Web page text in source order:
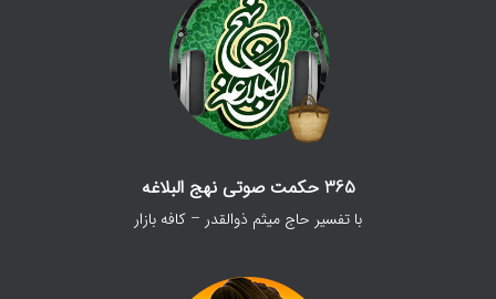
365 حکمت صوتی نهج البلاغه
با تفسیر حاج میثم ذوالقدر – کافه بازار